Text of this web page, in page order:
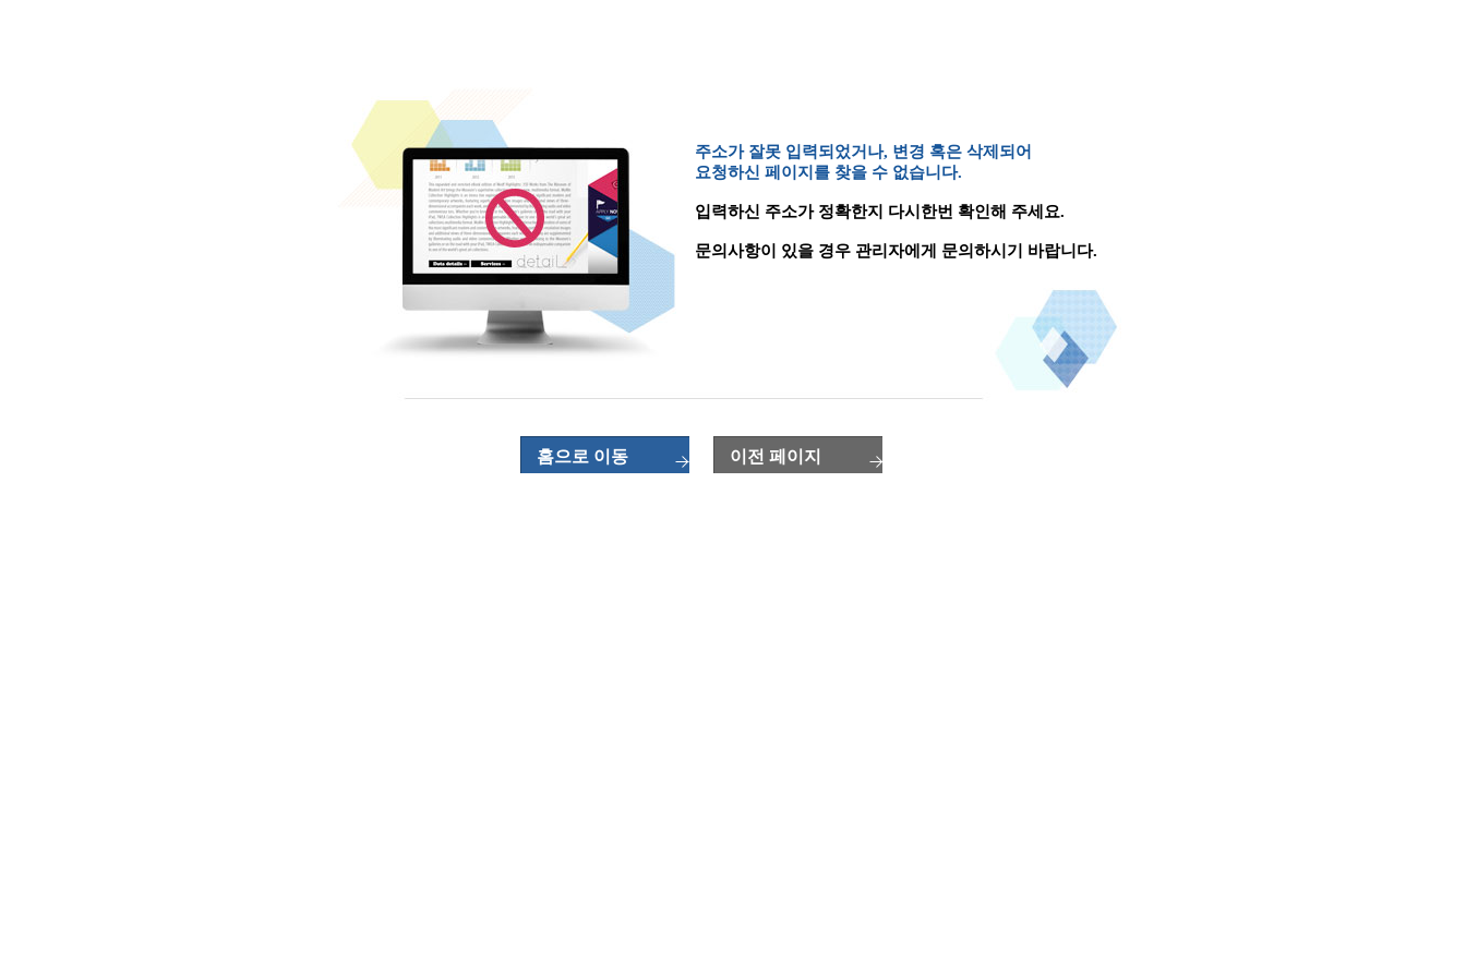
주소가 잘못 입력되었거나, 변경 혹은 삭제되어
요청하신 페이지를 찾을 수 없습니다.
입력하신 주소가 정확한지 다시한번 확인해 주세요.
문의사항이 있을 경우 관리자에게 문의하시기 바랍니다.
홈으로 이동 이전 페이지